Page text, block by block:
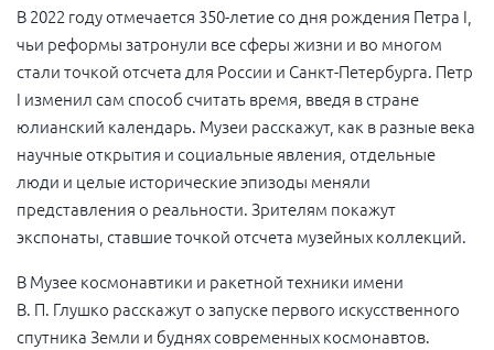
В 2022 году отмечается 350-летиесо дня рождения Петра I,
чьи реформы затронули все сферы жизни и во многом
стали точкой отсчета для России и Санкт-Петербурга. Петр
I изменил сам способ считать время, введя в стране
юлианский календарь. Музеи расскажут, как в разные века
научные открытия и социальные явления, отдельные
люди и целые исторические эпизоды меняли
представления о реальности. Зрителям покажут
экспонаты, ставшие точкой отсчета музейных коллекций.
В Музее космонавтики и ракетной техники имени
В. П. Глушко расскажут о запуске первого искусственного
спутника Земли и буднях современных космонавтов.